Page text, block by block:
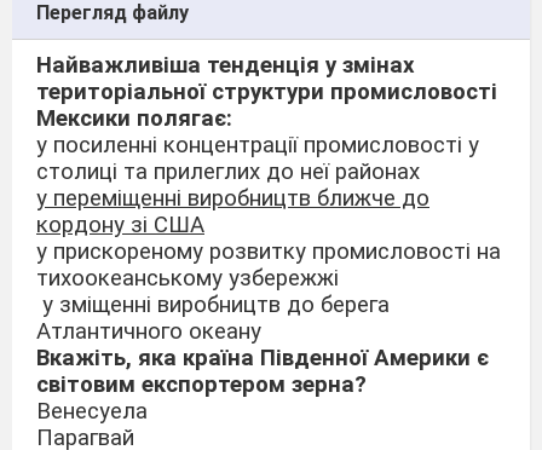
Перегляд файлу
Найважливіша тенденція у змінах
територіальної структури промисловості
Мексики полягає:
у посиленні концентрації промисловості у
столиці та прилеглих до неї районах
у переміщенні виробництв ближче до
кордону зі США
у прискореному розвитку промисловості на
тихоокеанському узбережжі
у зміщенні виробництв до берега
Атлантичного океану
Вкажіть, яка країна Південної Америки є
світовим експортером зерна?
Венесуела
Парагвай